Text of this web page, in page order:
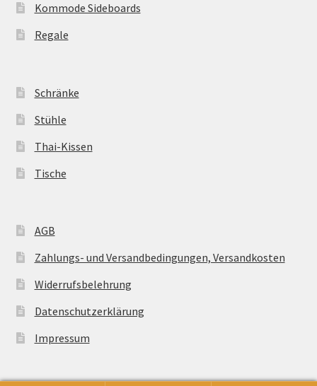
Kommode Sideboards
Regale
Schränke
Stühle
Thai-Kissen
Tische
AGB
Zahlungs- und Versandbedingungen, Versandkosten
Widerrufsbelehrung
Datenschutzerklärung
Impressum